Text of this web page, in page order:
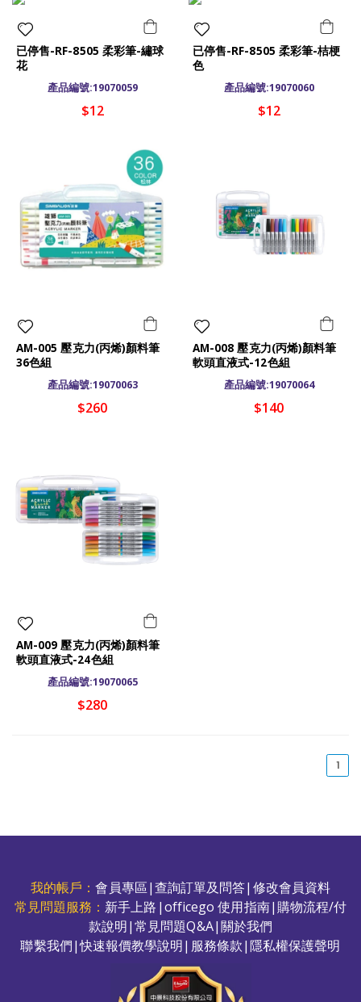
已停售-RF-8505 柔彩筆-繡球
花
產品編號:19070059
$12
已停售-RF-8505 柔彩筆-桔梗
色
產品編號:19070060
$12
AM-005 壓克力(丙烯)顏料筆
36色組
產品編號:19070063
$260
AM-008 壓克力(丙烯)顏料筆
軟頭直液式-12色組
產品編號:19070064
$140
AM-009 壓克力(丙烯)顏料筆
軟頭直液式-24色組
產品編號:19070065
$280
1
我的帳戶：會員專區|查詢訂單及問答| 修改會員資料
常見問題服務： 新手上路 |officego 使用指南|購物流程/付
款說明|常見問題Q&A|關於我們
聯繫我們|快速報價教學說明| 服務條款|隱私權保護聲明